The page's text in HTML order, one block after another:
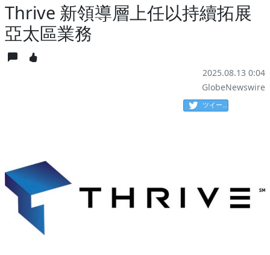
Thrive 新領導層上任以持續拓展
亞太區業務
2025.08.13 0:04
GlobeNewswire
ツイート